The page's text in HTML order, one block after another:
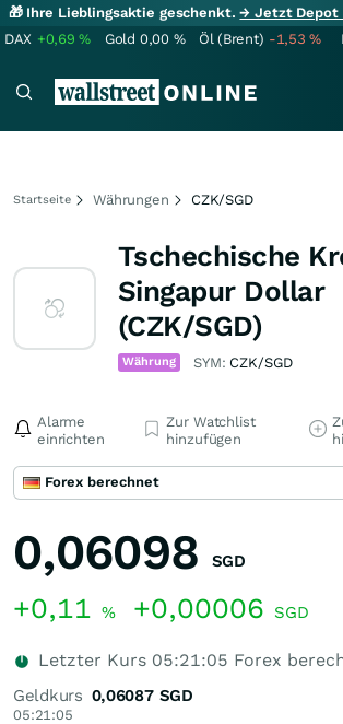
🎁 Ihre Lieblingsaktie geschenkt.→ Jetzt Depot
DAX +0,69% Gold 0,00 % Öl (Brent) -1,53%
Startseite Währungen CZK/SGD
Tschechische
Singapur Dollar
(CZK/SGD)
Währung SYM: CZK/SGD
Alarme
einrichten
Zur Watchlist
hinzufügen
Forex berechnet
0,06098 SGD
+0,11 % +0,00006 SGD
Letzter Kurs 05:21:05 Forex
Geldkurs
05:21:05
0,06087 SGD